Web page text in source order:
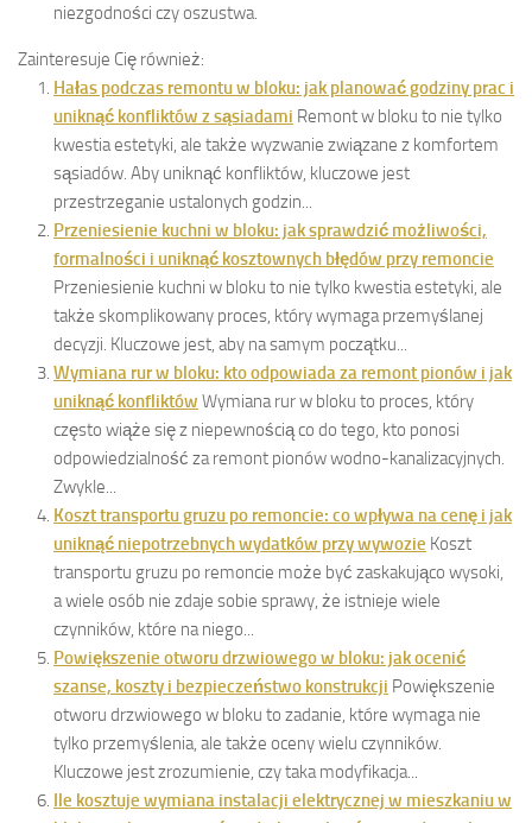
niezgodności czy oszustwa.
Zainteresuje Cię również:
Hałas podczas remontu w bloku: jak planować godziny prac i
uniknąć konfliktów z sąsiadami Remont w bloku to nie tylko
kwestia estetyki, ale także wyzwanie związane z komfortem
sąsiadów. Aby uniknąć konfliktów, kluczowe jest
przestrzeganie ustalonych godzin...
Przeniesienie kuchni w bloku: jak sprawdzić możliwości,
formalności i uniknąć kosztownych błędów przy remoncie
Przeniesienie kuchni w bloku to nie tylko kwestia estetyki, ale
także skomplikowany proces, który wymaga przemyślanej
decyzji. Kluczowe jest, aby na samym początku...
Wymiana rur w bloku: kto odpowiada za remont pionów i jak
uniknąć konfliktów Wymiana rur w bloku to proces, który
często wiąże się z niepewnością co do tego, kto ponosi
odpowiedzialność za remont pionów wodno-kanalizacyjnych.
Zwykle...
Koszt transportu gruzu po remoncie: co wpływa na cenę i jak
uniknąć niepotrzebnych wydatków przy wywozie Koszt
transportu gruzu po remoncie może być zaskakująco wysoki,
a wiele osób nie zdaje sobie sprawy, że istnieje wiele
czynników, które na niego...
Powiększenie otworu drzwiowego w bloku: jak ocenić
szanse, koszty i bezpieczeństwo konstrukcji Powiększenie
otworu drzwiowego w bloku to zadanie, które wymaga nie
tylko przemyślenia, ale także oceny wielu czynników.
Kluczowe jest zrozumienie, czy taka modyfikacja...
Ile kosztuje wymiana instalacji elektrycznej w mieszkaniu w